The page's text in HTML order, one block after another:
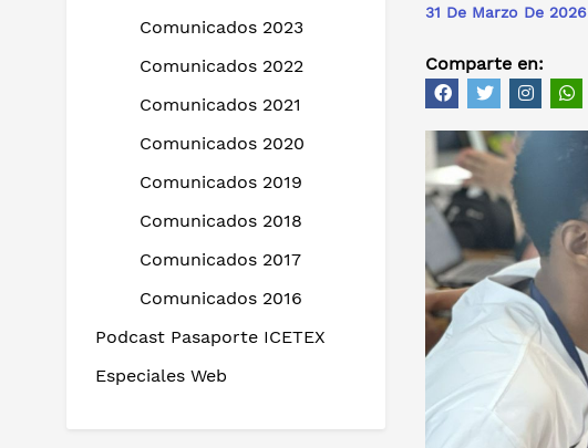
Comunicados 2023
Comunicados 2022
Comunicados 2021
Comunicados 2020
Comunicados 2019
Comunicados 2018
Comunicados 2017
Comunicados 2016
Podcast Pasaporte ICETEX
Especiales Web
31 De Marzo De 2026
Comparte en: